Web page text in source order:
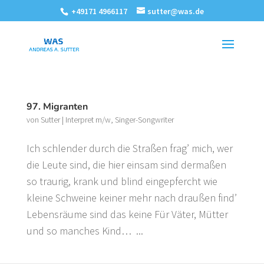
+49171 4966117 sutter@was.de
97. Migranten
von Sutter| Interpret m/w, Singer-Songwriter
Ich schlender durch die Straßen frag’ mich, wer
die Leute sind, die hier einsam sind dermaßen
so traurig, krank und blind eingepfercht wie
kleine Schweine keiner mehr nach draußen find’
Lebensräume sind das keine Für Väter, Mütter
und so manches Kind… ...